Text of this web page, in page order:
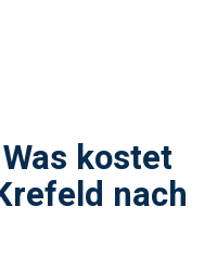
kostet
nach